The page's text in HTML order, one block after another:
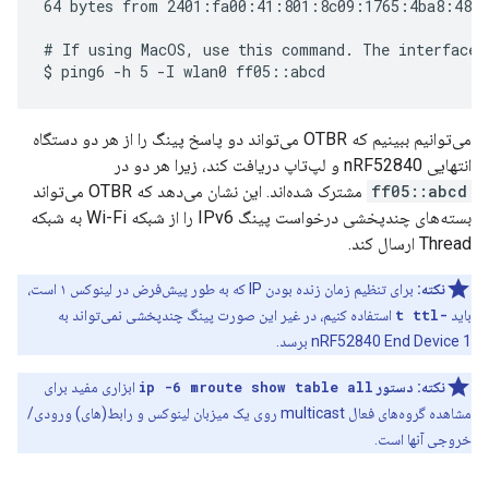
64 bytes from
# If using MacOS, use this command. The
می‌توانیم ببینیم که OTBR می‌تواند دو پاسخ پینگ را از هر دو دستگاه
انتهایی nRF52840 و لپ‌تاپ دریافت کند، زیرا هر دو در
ff05::abcd
مشترک شده‌اند. این نشان می‌دهد که OTBR می‌تواند
بسته‌های چندپخشی درخواست پینگ IPv6 را از شبکه Wi-Fi به شبکه
Thread ارسال کند.
نکته:
برای تنظیم زمان زنده بودن IP که به طور پیش‌فرض در لینوکس ۱ است،
باید -t ttl
استفاده کنیم، در غیر این صورت پینگ چندپخشی نمی‌تواند به
nRF52840 End Device 1 برسد.
نکته: دستور ip -6 mroute show table all ابزاری مفید برای
مشاهده گروه‌های فعال multicast روی یک میزبان لینوکس و رابط(های) ورودی/
خروجی آنها است.